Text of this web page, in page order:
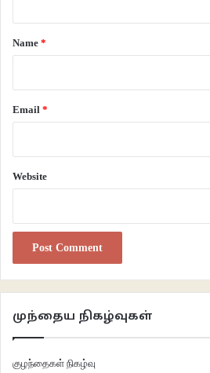
குளிர்ந்த கிளர்ச்சியின்
இழுப்பு தாளாது
நீர்மட்டம் உயர்ந்ததில் ஆச்சரியமேதுமில்லை.
இணைய இதழ் 112
வாசகசாலை
*
Name *
Email *
Website
முந்தைய நிகழ்வுகள்
குழந்தைகள் நிகழ்வு